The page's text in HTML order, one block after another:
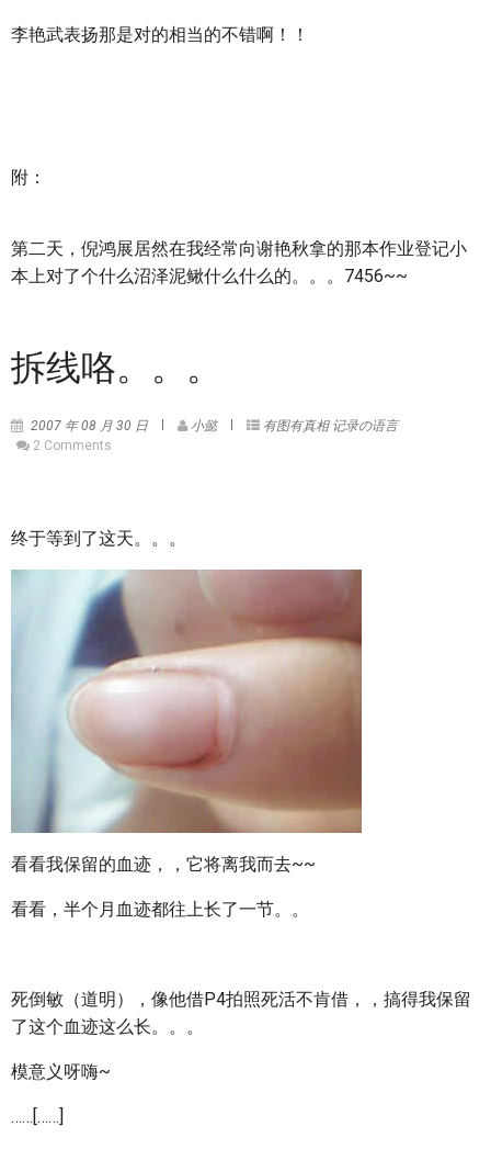
李艳武表扬那是对的相当的不错啊！！
附：
第二天，倪鸿展居然在我经常向谢艳秋拿的那本作业登记小
本上对了个什么沼泽泥鳅什么什么的。。。7456~~
拆线咯。。。
2007 年 08 月 30 日 小懿 有图有真相 记录の语言
2 Comments
终于等到了这天。。。
看看我保留的血迹，，它将离我而去~~
看看，半个月血迹都往上长了一节。。
死倒敏（道明），像他借P4拍照死活不肯借，，搞得我保留
了这个血迹这么长。。。
模意义呀嗨~
……[……]